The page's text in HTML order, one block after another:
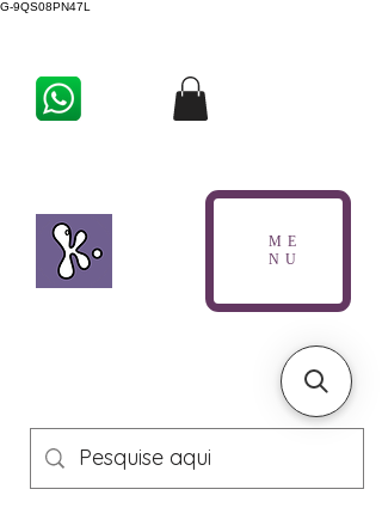
G-9QS08PN47L
ME
NU